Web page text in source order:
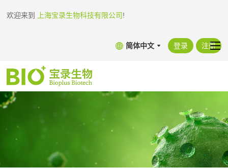
欢迎来到 上海宝录生物科技有限公司!
简体中文 登录 注册